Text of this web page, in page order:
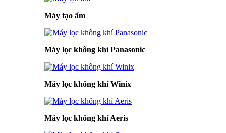
Máy tạo ẩm
Máy lọc không khí Panasonic
Máy lọc không khí Winix
Máy lọc không khí Aeris